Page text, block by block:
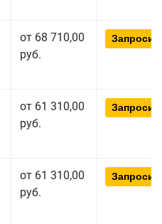
от 68 710,00
руб.
от 61 310,00
руб.
от 61 310,00
руб.